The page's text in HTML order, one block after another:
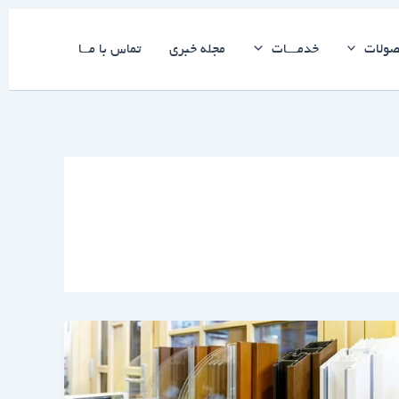
خدمـــات مجله خبری تماس با مــا